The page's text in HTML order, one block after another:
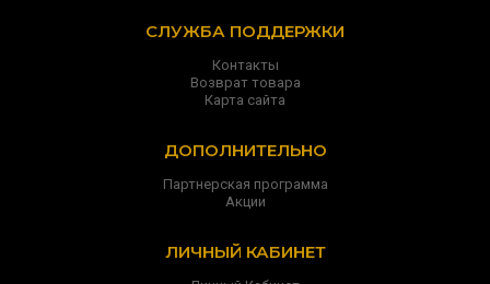
СЛУЖБА ПОДДЕРЖКИ
Контакты
Возврат товара
Карта сайта
ДОПОЛНИТЕЛЬНО
Партнерская программа
Акции
ЛИЧНЫЙ КАБИНЕТ